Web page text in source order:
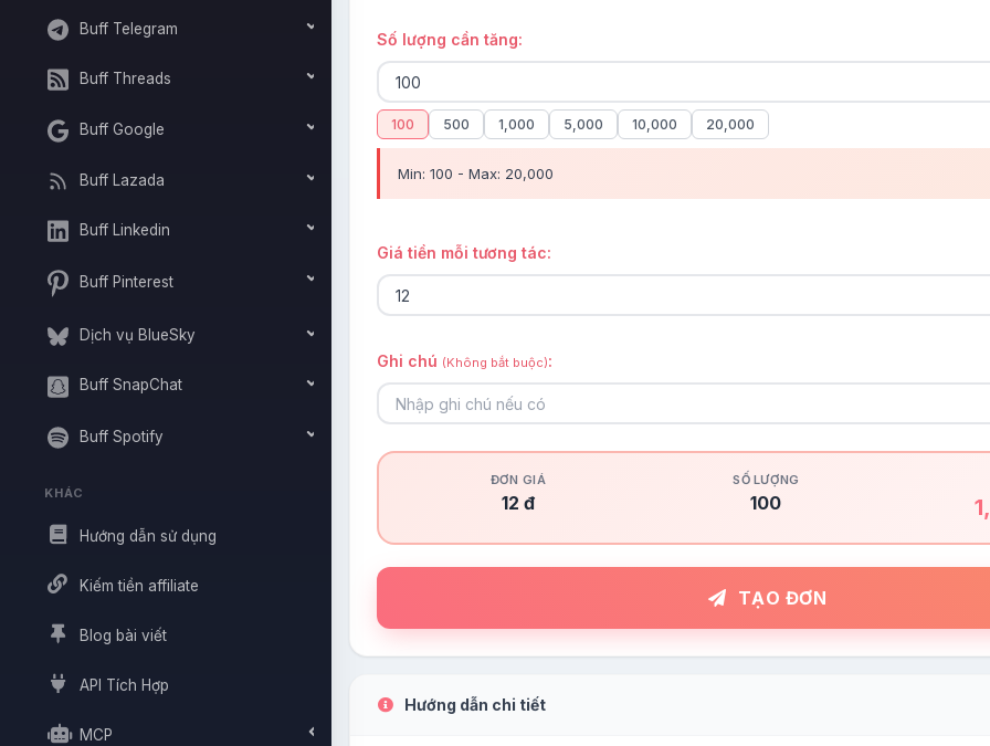
Buff Telegram
Buff Threads
Buff Google
Buff Lazada
Buff Linkedin
Buff Pinterest
Dịch vụ BlueSky
Buff SnapChat
Buff Spotify
KHÁC
Hướng dẫn sử dụng
Kiếm tiền affiliate
Blog bài viết
API Tích Hợp
MCP
SV337 Member beta, Tên Việt Nam [500-1k / 24 giờ.] 14 đ 200-1,000
SV271 Fb Via tên Việt Nam [ 5-10k / 24 giờ.]
SV270 member group v1
Số lượng cần tăng:
100 500 1,000 5,000 10,000 20,000
Min: 100 - Max: 20,000
Giá tiền mỗi tương tác:
Ghi chú (Không bắt buộc):
ĐƠN GIÁ
12 đ
SỐ LƯỢNG
100
TẠO ĐƠN
Hướng dẫn chi tiết